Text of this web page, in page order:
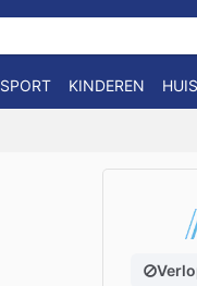
SPORT KINDEREN